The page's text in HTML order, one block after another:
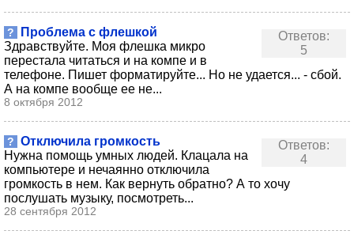
Ответов:
5
?
Проблема с флешкой
Здравствуйте. Моя флешка микро
перестала читаться и на компе и в
телефоне. Пишет форматируйте... Но не удается... - сбой.
А на компе вообще ее не...
8 октября 2012
Ответов:
4
? Отключила громкость
Нужна помощь умных людей. Клацала на
компьютере и нечаянно отключила
громкость в нем. Как вернуть обратно? А то хочу
послушать музыку, посмотреть...
28 сентября 2012